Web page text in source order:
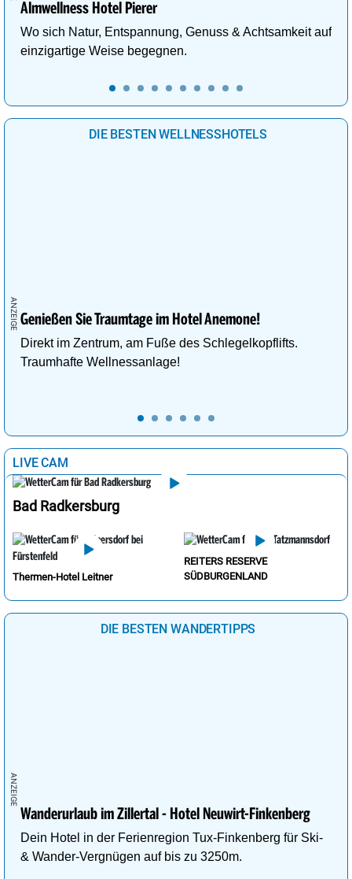
Almwellness Hotel Pierer
Wo sich Natur, Entspannung, Genuss & Achtsamkeit auf
einzigartige Weise begegnen.
DIE BESTEN WELLNESSHOTELS
Genießen Sie Traumtage im Hotel Anemone!
Direkt im Zentrum, am Fuße des Schlegelkopflifts.
Traumhafte Wellnessanlage!
LIVE CAM
Bad Radkersburg
Thermen-Hotel Leitner
REITERS RESERVE
SÜDBURGENLAND
DIE BESTEN WANDERTIPPS
Wanderurlaub im Zillertal - Hotel Neuwirt-Finkenberg
Dein Hotel in der Ferienregion Tux-Finkenberg für Ski-
& Wander-Vergnügen auf bis zu 3250m.